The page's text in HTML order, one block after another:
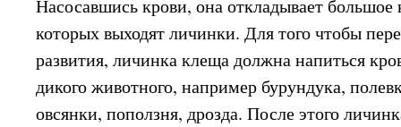
Насосавшись крови, она откладывает большое
которых выходят личинки. Для того чтобы
развития, личинка клеща должна напиться
дикого животного, например бурундука,
овсянки, поползня, дрозда. После этого